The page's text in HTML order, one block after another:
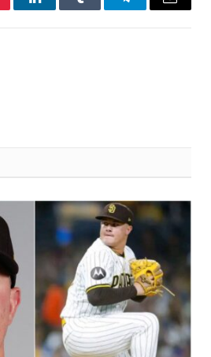
LinkedInTumblr TelegramEmail